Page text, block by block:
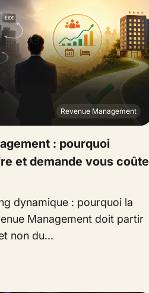
Revenue Management
: pourquoi
et demande vous coûte
dynamique : pourquoi la
Management doit partir
non du...